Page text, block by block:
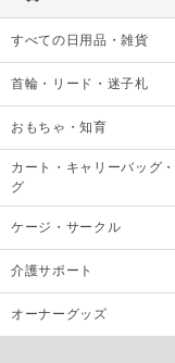
すべての日用品・雑貨
首輪・リード・迷子札
おもちゃ・知育
カート・キャリーバッグ
グ
ケージ・サークル
介護サポート
オーナーグッズ